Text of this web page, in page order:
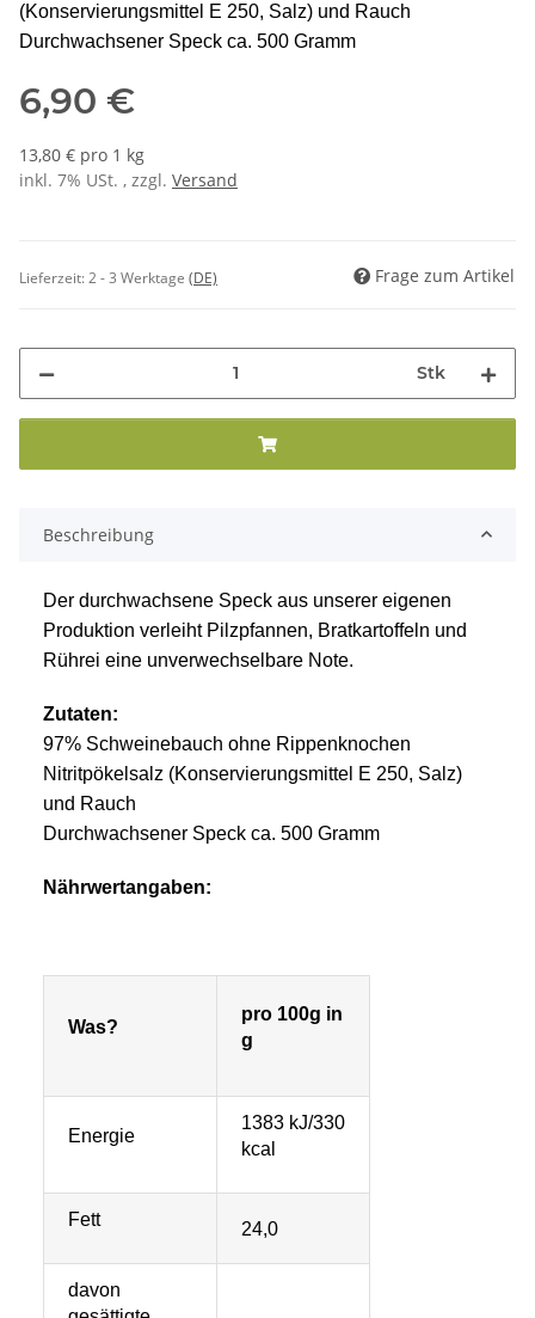
(Konservierungsmittel E 250, Salz) und Rauch
Durchwachsener Speck ca. 500 Gramm
6,90 €
13,80 € pro 1 kg
inkl. 7% USt. , zzgl. Versand
Lieferzeit:2 - 3 Werktage (DE) Frage zum Artikel
Stk
Beschreibung
Der durchwachsene Speck aus unserer eigenen
Produktion verleiht Pilzpfannen, Bratkartoffeln und
Rührei eine unverwechselbare Note.
Zutaten:
97% Schweinebauch ohne Rippenknochen
Nitritpökelsalz (Konservierungsmittel E 250, Salz)
und Rauch
Durchwachsener Speck ca. 500 Gramm
Nährwertangaben:
Was?
pro 100g in
g
Energie
1383 kJ/330
kcal
Fett 24,0
davon